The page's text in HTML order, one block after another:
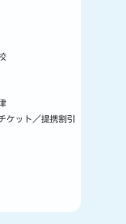
ケット／提携割引